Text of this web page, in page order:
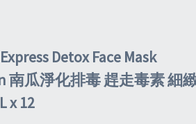
Detox Face Mask
南瓜淨化排毒 趕走毒素 細
x 12